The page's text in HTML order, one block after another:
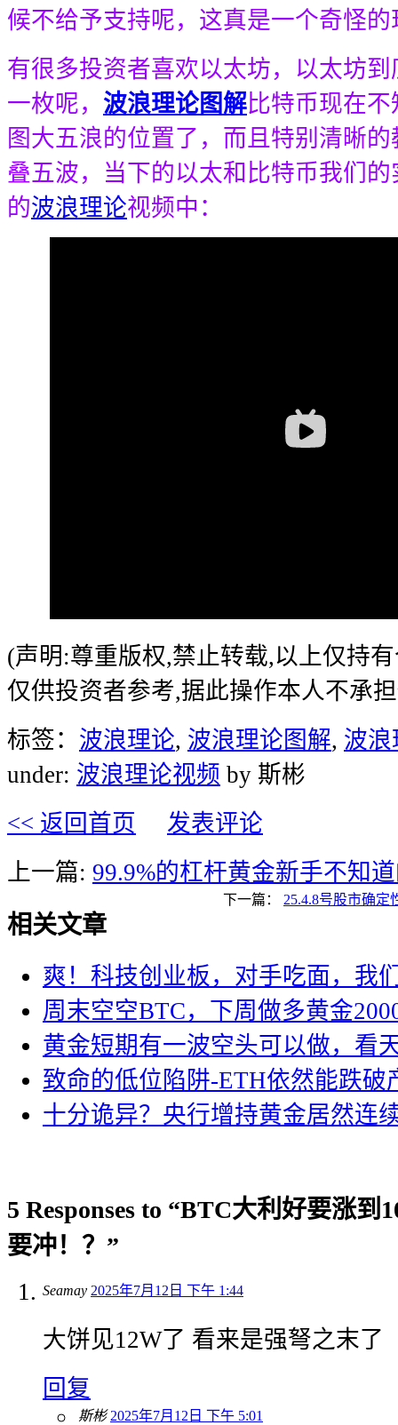
候不给予支持呢，这真是一个奇怪的
有很多投资者喜欢以太坊，以太坊
一枚呢， 波浪理论图解比特币现在
图大五浪的位置了，而且特别清晰
叠五波，当下的以太和比特币我们
的波浪理论视频中：
(声明:尊重版权,禁止转载,以上仅持
仅供投资者参考,据此操作本人不承
标签： 波浪理论, 波浪理论图解, 波
under: 波浪理论视频 by 斯彬
<< 返回首页
发表评论
上一篇: 99.9%的杠杆黄金新手不知
下一篇： 25.4.8号股市确
相关文章
爽！科技创业板，对手吃面，我
周末空空BTC，下周做多黄金
黄金短期有一波空头可以做，看
致命的低位陷阱-ETH依然能跌破
十分诡异？央行增持黄金居然连
5 Responses to “BTC大利好要涨到
要冲！？”
Seamay 2025年7月12日 下午 1:44
大饼见12W了 看来是强弩之末了
回复
斯彬 2025年7月12日 下午 5:01